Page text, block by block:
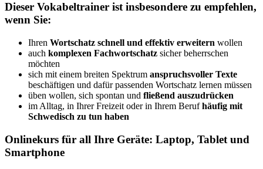
Dieser Vokabeltrainer ist insbesondere zu empfehlen,
wenn Sie:
Ihren Wortschatz schnell und effektiv erweitern wollen
auch komplexen Fachwortschatz sicher beherrschen
möchten
sich mit einem breiten Spektrum anspruchsvoller Texte
beschäftigen und dafür passenden Wortschatz lernen müssen
üben wollen, sich spontan und fließend auszudrücken
im Alltag, in Ihrer Freizeit oder in Ihrem Berufhäufig mit
Schwedisch zu tun haben
Onlinekurs für all Ihre Geräte: Laptop, Tablet und
Smartphone